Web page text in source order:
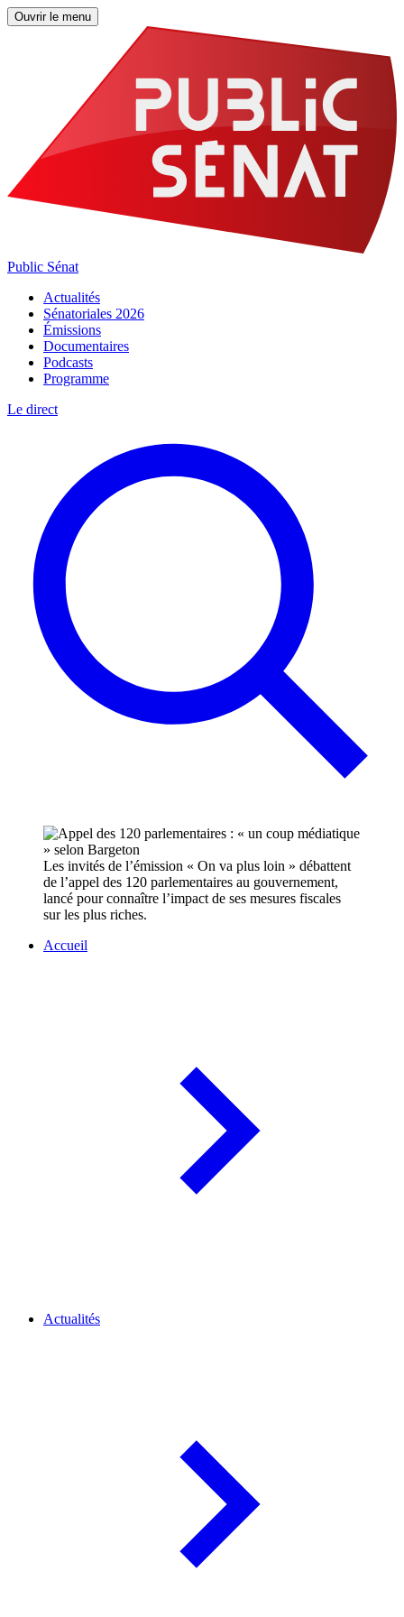
Ouvrir le menu
Public Sénat
Actualités
Sénatoriales 2026
Émissions
Documentaires
Podcasts
Programme
Le direct
Les invités de l’émission « On va plus loin » débattent
de l’appel des 120 parlementaires au gouvernement,
lancé pour connaître l’impact de ses mesures fiscales
sur les plus riches.
Accueil
Actualités